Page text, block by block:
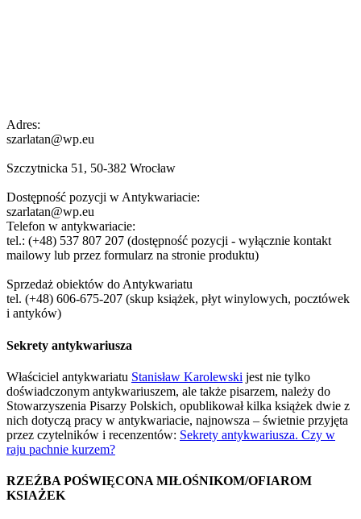
Adres:
szarlatan@wp.eu
Szczytnicka 51, 50-382 Wrocław
Dostępność pozycji w Antykwariacie:
szarlatan@wp.eu
Telefon w antykwariacie:
tel.: (+48) 537 807 207 (dostępność pozycji - wyłącznie kontakt
mailowy lub przez formularz na stronie produktu)
Sprzedaż obiektów do Antykwariatu
tel. (+48) 606-675-207 (skup książek, płyt winylowych, pocztówek
i antyków)
Sekrety antykwariusza
Właściciel antykwariatu Stanisław Karolewski jest nie tylko
doświadczonym antykwariuszem, ale także pisarzem, należy do
Stowarzyszenia Pisarzy Polskich, opublikował kilka książek dwie z
nich dotyczą pracy w antykwariacie, najnowsza – świetnie przyjęta
przez czytelników i recenzentów: Sekrety antykwariusza. Czy w
raju pachnie kurzem?
RZEŹBA POŚWIĘCONA MIŁOŚNIKOM/OFIAROM
KSIAŻEK